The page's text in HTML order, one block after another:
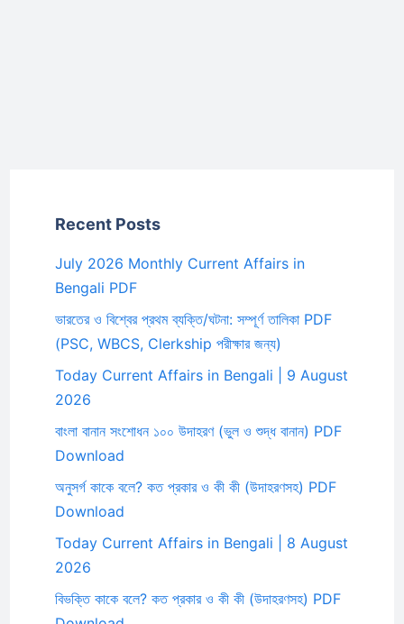
Recent Posts
July 2026 Monthly Current Affairs in
Bengali PDF
ভারতের ও বিশ্বের প্রথম ব্যক্তি/ঘটনা: সম্পূর্ণ তালিকা PDF
(PSC, WBCS, Clerkship পরীক্ষার জন্য)
Today Current Affairs in Bengali | 9 August
2026
বাংলা বানান সংশোধন ১০০ উদাহরণ (ভুল ও শুদ্ধ বানান) PDF
Download
অনুসর্গ কাকে বলে? কত প্রকার ও কী কী (উদাহরণসহ) PDF
Download
Today Current Affairs in Bengali | 8 August
2026
বিভক্তি কাকে বলে? কত প্রকার ও কী কী (উদাহরণসহ) PDF